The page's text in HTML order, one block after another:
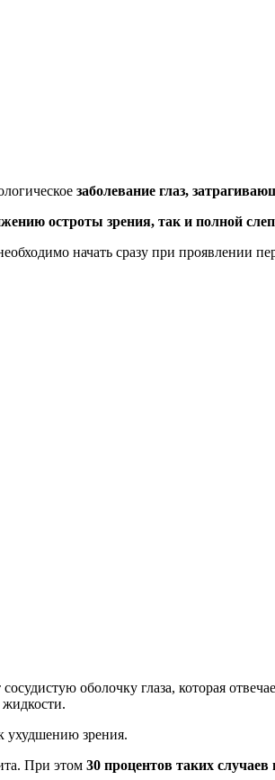
заболевание глаз,
остроты зрения, так и полной
начать сразу при проявлении
оболочку глаза, которая
жидкости.
ухудшению зрения.
При этом 30 процентов таких